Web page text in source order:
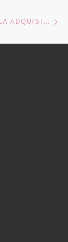
CONCESIÓN DE SUBVENCIÓN PARA LA ADQUISICIÓN DE VEHÍCULO DE PROTECCIÓN CIVIL